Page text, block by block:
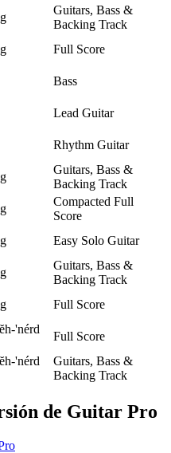
Guitars, Bass &
Backing Track
Full Score
Bass
Lead Guitar
Rhythm Guitar
Guitars, Bass &
Backing Track
Compacted Full
Score
Easy Solo Guitar
Guitars, Bass &
Backing Track
Full Score
'nérd
Full Score
'nérd
Guitars, Bass &
Backing Track
de Guitar Pro